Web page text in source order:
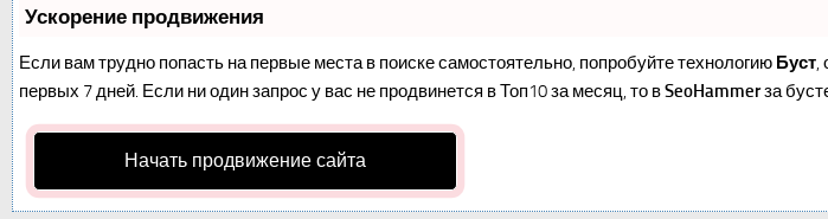
Ускорение продвижения
Если вам трудно попасть на первые места в поиске самостоятельно, попробуйте технологию Буст,
первых 7 дней. Если ни один запрос у вас не продвинется в Топ10 за месяц, то вSeoHammerза
Начать продвижение сайта